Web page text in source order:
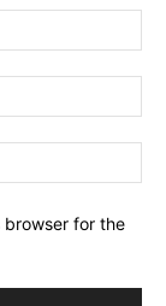
browser for the